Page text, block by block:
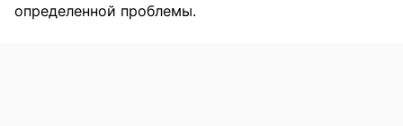
определенной проблемы.